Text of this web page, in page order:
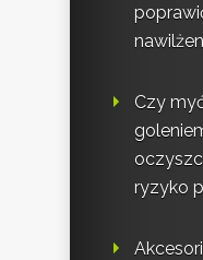
Czy
ryzyko